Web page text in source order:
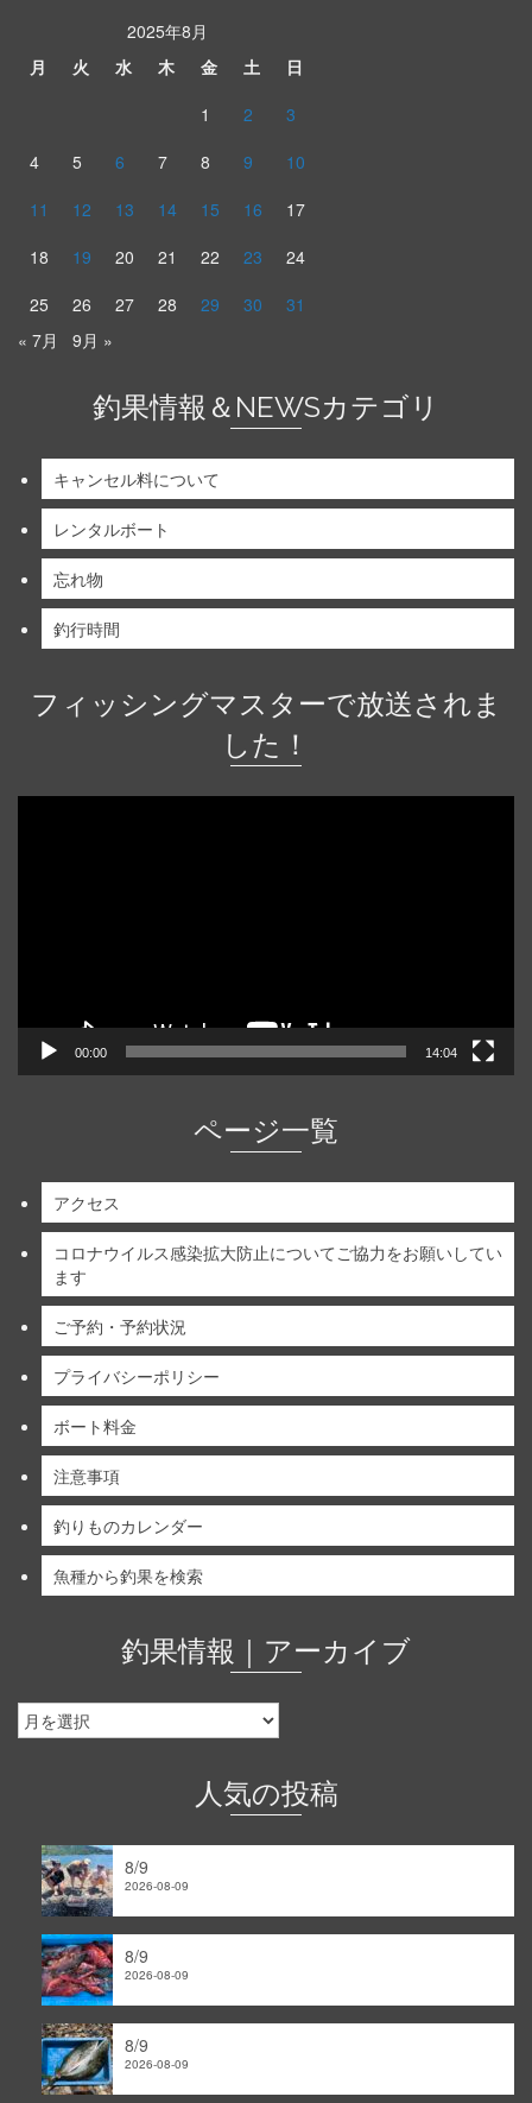
2025年8月
月
火 水 木 金 土
日
1
2
3
4
5 6 7 8 9
10
11
12 13 14 15 16
17
18
19 20 21 22 23
24
25
26 27 28 29 30
31
« 7月
9月 »
釣果情報＆NEWSカテゴリ
キャンセル料について
レンタルボート
忘れ物
釣行時間
フィッシングマスターで放送されま
した！
00:00 14:04
ページ一覧
アクセス
コロナウイルス感染拡大防止についてご協力をお願いしてい
ます
ご予約・予約状況
プライバシーポリシー
ボート料金
注意事項
釣りものカレンダー
魚種から釣果を検索
釣果情報｜アーカイブ
釣
果
人気の投稿
8/9
2026-08-09
8/9
2026-08-09
8/9
2026-08-09